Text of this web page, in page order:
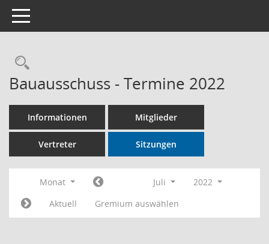
Toggle navigation
Rechercheauswahl
Bauausschuss - Termine 2022
Informationen Mitglieder
Vertreter Sitzungen
Monat Juli
2022
Aktuell
Gremium auswählen